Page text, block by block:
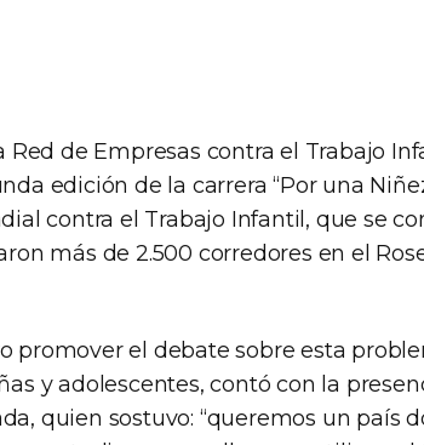
de Empresas contra el Trabajo
edición de la carrera “Por una
contra el Trabajo Infantil, que se
más de 2.500 corredores en el
promover el debate sobre esta
y adolescentes, contó con la
quien sostuvo: “queremos un país